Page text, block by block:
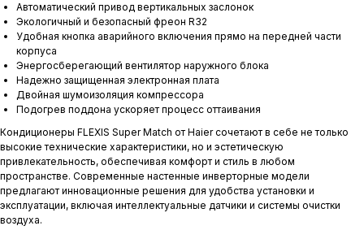
Автоматический привод вертикальных заслонок
Экологичный и безопасный фреон R32
Удобная кнопка аварийного включения прямо на передней части
корпуса
Энергосберегающий вентилятор наружного блока
Надежно защищенная электронная плата
Двойная шумоизоляция компрессора
Подогрев поддона ускоряет процесс оттаивания
Кондиционеры FLEXIS Super Match от Haier сочетают в себе не только
высокие технические характеристики, но и эстетическую
привлекательность, обеспечивая комфорт и стиль в любом
пространстве. Современные настенные инверторные модели
предлагают инновационные решения для удобства установки и
эксплуатации, включая интеллектуальные датчики и системы очистки
воздуха.